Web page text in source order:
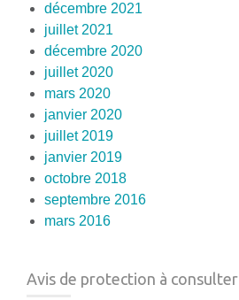
décembre 2021
juillet 2021
décembre 2020
juillet 2020
mars 2020
janvier 2020
juillet 2019
janvier 2019
octobre 2018
septembre 2016
mars 2016
Avis de protection à consulter